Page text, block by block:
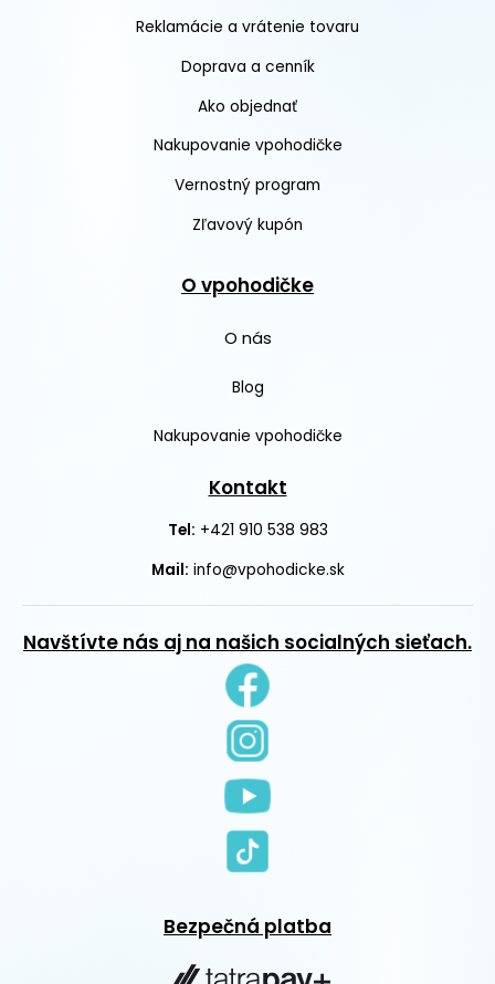
Reklamácie a vrátenie tovaru
Doprava a cenník
Ako objednať
Nakupovanie vpohodičke
Vernostný program
Zľavový kupón
O vpohodičke
O nás
Blog
Nakupovanie vpohodičke
Kontakt
Tel: +421 910 538 983
Mail: info@vpohodicke.sk
Navštívte nás aj na našich socialných sieťach.
Bezpečná platba